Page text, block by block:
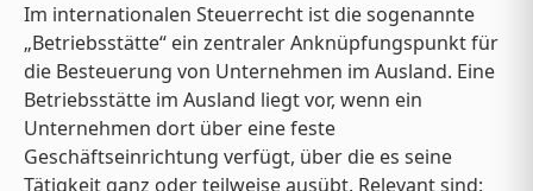
Im internationalen Steuerrecht ist die sogenannte
„Betriebsstätte“ ein zentraler Anknüpfungspunkt für
die Besteuerung von Unternehmen im Ausland. Eine
Betriebsstätte im Ausland liegt vor, wenn ein
Unternehmen dort über eine feste
Geschäftseinrichtung verfügt, über die es seine
Tätigkeit ganz oder teilweise ausübt. Relevant sind: